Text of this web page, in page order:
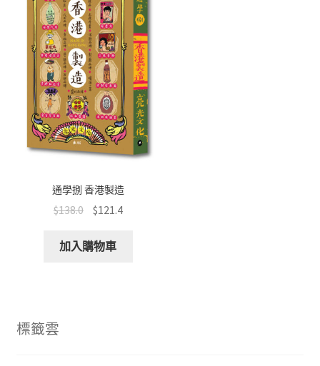
通學捌 香港製造
$138.0 $121.4
加入購物車
標籤雲